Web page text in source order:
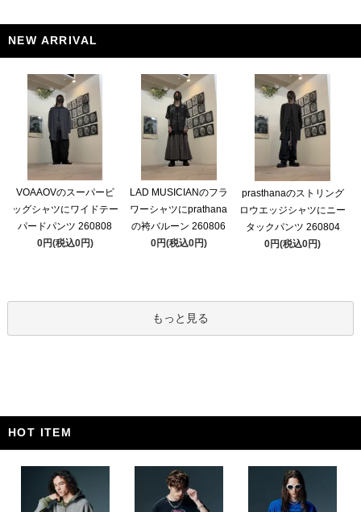
NEW ARRIVAL
VOAAOVのスーパービ
ッグシャツにワイドテー
パードパンツ 260808
0円(税込0円)
LAD MUSICIANのフラ
ワーシャツにprathana
の袴バルーン 260806
0円(税込0円)
prasthanaのストリング
ロウエッジシャツにニー
タックパンツ 260804
0円(税込0円)
もっと見る
HOT ITEM